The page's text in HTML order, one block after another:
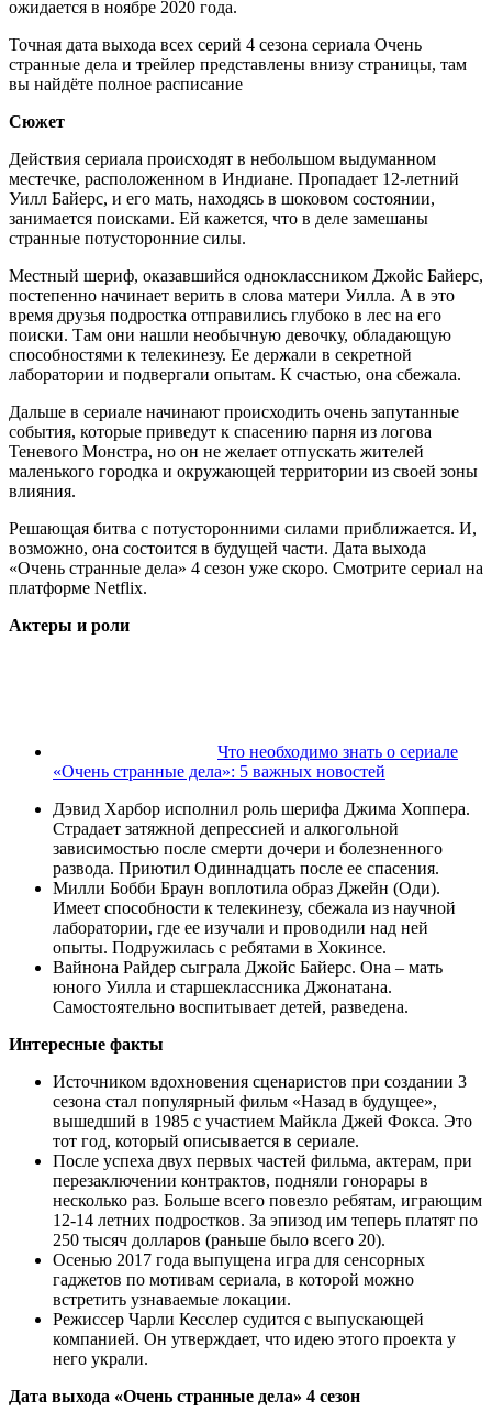
ожидается в ноябре 2020 года.
Точная дата выхода всех серий 4 сезона сериала Очень
странные дела и трейлер представлены внизу страницы, там
вы найдёте полное расписание
Сюжет
Действия сериала происходят в небольшом выдуманном
местечке, расположенном в Индиане. Пропадает 12-летний
Уилл Байерс, и его мать, находясь в шоковом состоянии,
занимается поисками. Ей кажется, что в деле замешаны
странные потусторонние силы.
Местный шериф, оказавшийся одноклассником Джойс Байерс,
постепенно начинает верить в слова матери Уилла. А в это
время друзья подростка отправились глубоко в лес на его
поиски. Там они нашли необычную девочку, обладающую
способностями к телекинезу. Ее держали в секретной
лаборатории и подвергали опытам. К счастью, она сбежала.
Дальше в сериале начинают происходить очень запутанные
события, которые приведут к спасению парня из логова
Теневого Монстра, но он не желает отпускать жителей
маленького городка и окружающей территории из своей зоны
влияния.
Решающая битва с потусторонними силами приближается. И,
возможно, она состоится в будущей части. Дата выхода
«Очень странные дела» 4 сезон уже скоро. Смотрите сериал на
платформе Netflix.
Актеры и роли
Что необходимо знать о сериале
«Очень странные дела»: 5 важных новостей
Дэвид Харбор исполнил роль шерифа Джима Хоппера.
Страдает затяжной депрессией и алкогольной
зависимостью после смерти дочери и болезненного
развода. Приютил Одиннадцать после ее спасения.
Милли Бобби Браун воплотила образ Джейн (Оди).
Имеет способности к телекинезу, сбежала из научной
лаборатории, где ее изучали и проводили над ней
опыты. Подружилась с ребятами в Хокинсе.
Вайнона Райдер сыграла Джойс Байерс. Она – мать
юного Уилла и старшеклассника Джонатана.
Самостоятельно воспитывает детей, разведена.
Интересные факты
Источником вдохновения сценаристов при создании 3
сезона стал популярный фильм «Назад в будущее»,
вышедший в 1985 с участием Майкла Джей Фокса. Это
тот год, который описывается в сериале.
После успеха двух первых частей фильма, актерам, при
перезаключении контрактов, подняли гонорары в
несколько раз. Больше всего повезло ребятам, играющим
12-14 летних подростков. За эпизод им теперь платят по
250 тысяч долларов (раньше было всего 20).
Осенью 2017 года выпущена игра для сенсорных
гаджетов по мотивам сериала, в которой можно
встретить узнаваемые локации.
Режиссер Чарли Кесслер судится с выпускающей
компанией. Он утверждает, что идею этого проекта у
него украли.
Дата выхода «Очень странные дела» 4 сезон